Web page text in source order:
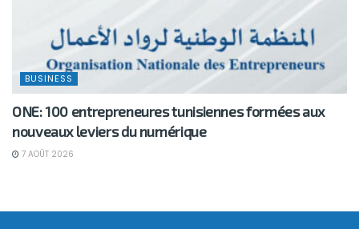
BUSINESS
ONE: 100 entrepreneures tunisiennes formées aux
nouveaux leviers du numérique
7 AOÛT 2026